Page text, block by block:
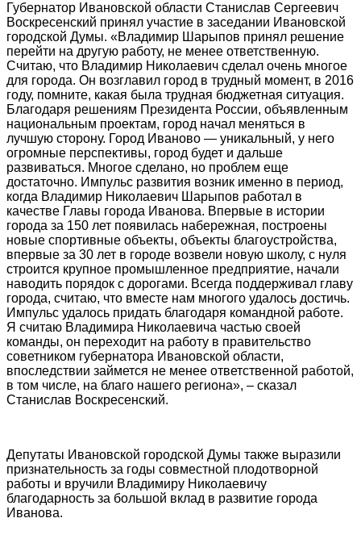
Губернатор Ивановской области Станислав Сергеевич
Воскресенский принял участие в заседании Ивановской
городской Думы. «Владимир Шарыпов принял решение
перейти на другую работу, не менее ответственную.
Считаю, что Владимир Николаевич сделал очень многое
для города. Он возглавил город в трудный момент, в 2016
году, помните, какая была трудная бюджетная ситуация.
Благодаря решениям Президента России, объявленным
национальным проектам, город начал меняться в
лучшую сторону. Город Иваново — уникальный, у него
огромные перспективы, город будет и дальше
развиваться. Многое сделано, но проблем еще
достаточно. Импульс развития возник именно в период,
когда Владимир Николаевич Шарыпов работал в
качестве Главы города Иванова. Впервые в истории
города за 150 лет появилась набережная, построены
новые спортивные объекты, объекты благоустройства,
впервые за 30 лет в городе возвели новую школу, с нуля
строится крупное промышленное предприятие, начали
наводить порядок с дорогами. Всегда поддерживал главу
города, считаю, что вместе нам многого удалось достичь.
Импульс удалось придать благодаря командной работе.
Я считаю Владимира Николаевича частью своей
команды, он переходит на работу в правительство
советником губернатора Ивановской области,
впоследствии займется не менее ответственной работой,
в том числе, на благо нашего региона», – сказал
Станислав Воскресенский.
Депутаты Ивановской городской Думы также выразили
признательность за годы совместной плодотворной
работы и вручили Владимиру Николаевичу
благодарность за большой вклад в развитие города
Иванова.